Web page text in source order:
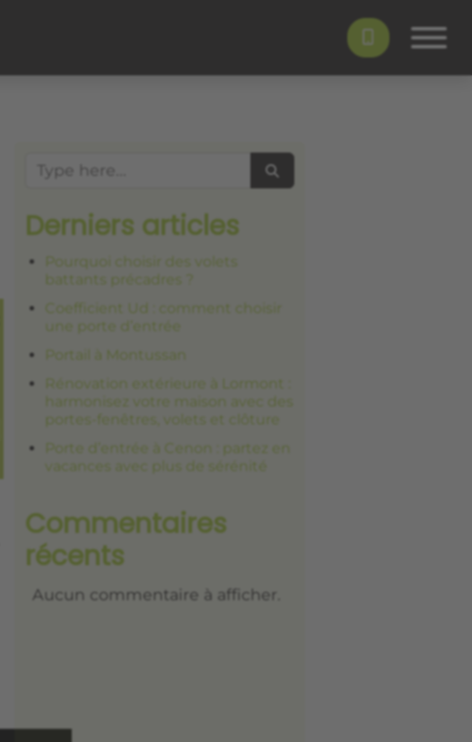
Search
Derniers articles
Pourquoi choisir des volets
battants précadres ?
Coefficient Ud : comment choisir
une porte d’entrée
Portail à Montussan
Rénovation extérieure à Lormont :
harmonisez votre maison avec des
portes-fenêtres, volets et clôture
Porte d’entrée à Cenon : partez en
vacances avec plus de sérénité
Commentaires
récents
Aucun commentaire à afficher.